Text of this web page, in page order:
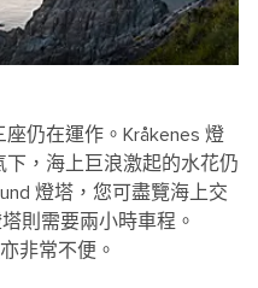
仍在運作。Kråkenes 燈
，海上巨浪激起的水花仍
燈塔，您可盡覽海上交
則需要兩小時車程。
非常不便。